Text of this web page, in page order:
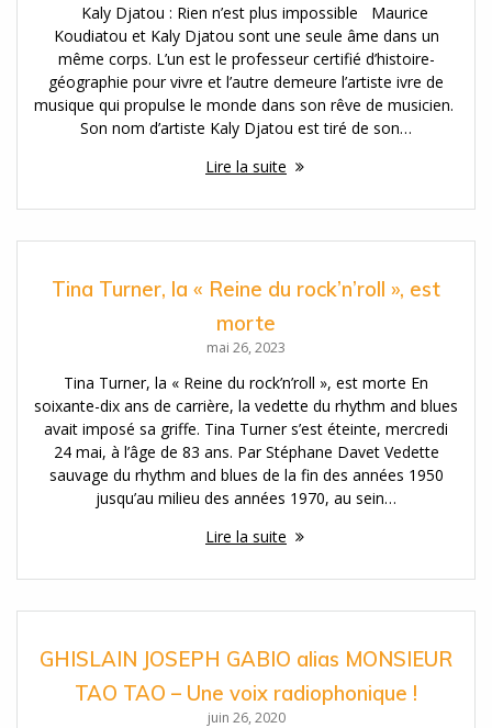
Kaly Djatou : Rien n’est plus impossible Maurice
Koudiatou et Kaly Djatou sont une seule âme dans un
même corps. L’un est le professeur certifié d’histoire-
géographie pour vivre et l’autre demeure l’artiste ivre de
musique qui propulse le monde dans son rêve de musicien.
Son nom d’artiste Kaly Djatou est tiré de son…
Lire la suite
Tina Turner, la « Reine du rock’n’roll », est
morte
mai 26, 2023
Tina Turner, la « Reine du rock’n’roll », est morte En
soixante-dix ans de carrière, la vedette du rhythm and blues
avait imposé sa griffe. Tina Turner s’est éteinte, mercredi
24 mai, à l’âge de 83 ans. Par Stéphane Davet Vedette
sauvage du rhythm and blues de la fin des années 1950
jusqu’au milieu des années 1970, au sein…
Lire la suite
GHISLAIN JOSEPH GABIO alias MONSIEUR
TAO TAO – Une voix radiophonique !
juin 26, 2020